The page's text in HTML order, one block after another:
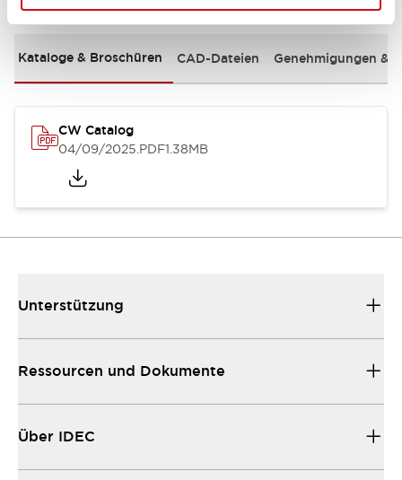
Kataloge & Broschüren CAD-Dateien Genehmigungen &
CW Catalog
04/09/2025.PDF1.38MB
Unterstützung
Ressourcen und Dokumente
Über IDEC